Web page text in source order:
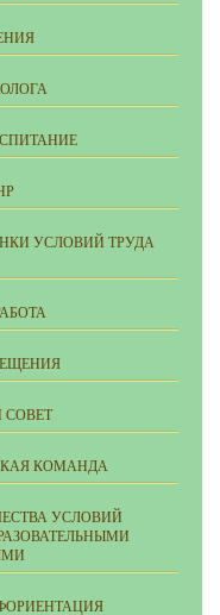
УСЛОВИЙ ТРУДА
СОВЕТ
КОМАНДА
УСЛОВИЙ